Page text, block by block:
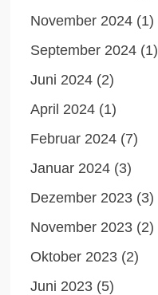
November 2024 (1)
September 2024 (1)
Juni 2024 (2)
April 2024 (1)
Februar 2024 (7)
Januar 2024 (3)
Dezember 2023 (3)
November 2023 (2)
Oktober 2023 (2)
Juni 2023 (5)